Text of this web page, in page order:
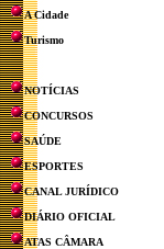
A Cidade
Turismo
NOTÍCIAS
CONCURSOS
SAÚDE
ESPORTES
CANAL JURÍDICO
DIÁRIO OFICIAL
ATAS CÂMARA